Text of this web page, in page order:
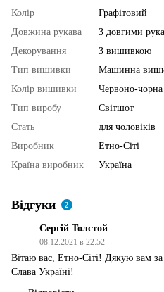
Колір
Графітовий
Довжина рукава
З довгими
Декорування
З вишивкою
Тип вишивки
Машинна
Колір вишивки
Червоно-чорна
Тип виробу
Світшот
Стать
для чоловіків
Виробник
Етно-Сіті
Країна виробник
Україна
Відгуки 2
Сергій Толстой
08.12.2021 в 22:52
Вітаю вас, Етно-Сіті! Дякую вам
Слава Україні!